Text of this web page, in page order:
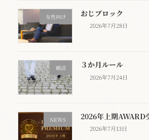
女性向け おじブロック
2026年7月28日
婚活 ３か月ルール
2026年7月24日
NEWS 2026年上期AWARD
2026年7月13日